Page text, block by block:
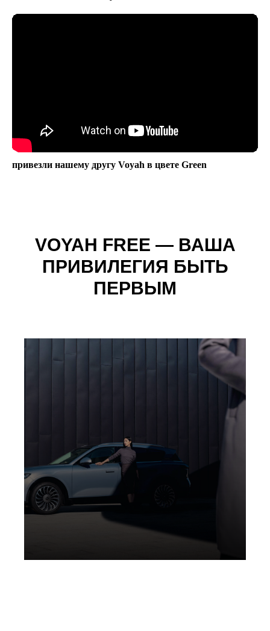
привезли нашему другу Voyah в цвете Green
VOYAH FREE — ВАША
ПРИВИЛЕГИЯ БЫТЬ
ПЕРВЫМ